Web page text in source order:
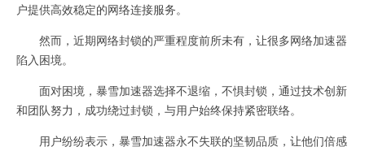
户提供高效稳定的网络连接服务。
然而，近期网络封锁的严重程度前所未有，让很多网络加速器
陷入困境。
面对困境，暴雪加速器选择不退缩，不惧封锁，通过技术创新
和团队努力，成功绕过封锁，与用户始终保持紧密联络。
用户纷纷表示，暴雪加速器永不失联的坚韧品质，让他们倍感